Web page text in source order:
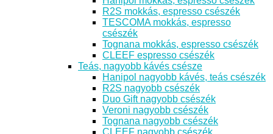
R2S mokkás, espresso csészék
TESCOMA mokkás, espresso
csészék
Tognana mokkás, espresso csészék
CLEEF espresso csészék
Teás, nagyobb kávés csésze
Hanipol nagyobb kávés, teás csészék
R2S nagyobb csészék
Duo Gift nagyobb csészék
Veroni nagyobb csészék
Tognana nagyobb csészék
CLEEF nagyobb csészék